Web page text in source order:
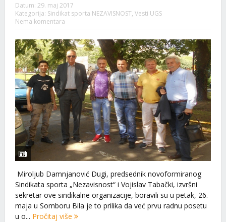
Datum: 29. maj 2017
Kategorija: Sindikat sporta NEZAVISNOST, Vesti UGS
Nema komentara
Miroljub Damnjanović Dugi, predsednik novoformiranog
Sindikata sporta „Nezavisnost“ i Vojislav Tabački, izvršni
sekretar ove sindikalne organizacije, boravili su u petak, 26.
maja u Somboru Bila je to prilika da već prvu radnu posetu
u o... Pročitaj više